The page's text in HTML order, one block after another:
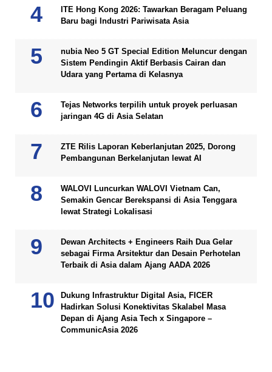
ITE Hong Kong 2026: Tawarkan Beragam Peluang
Baru bagi Industri Pariwisata Asia
nubia Neo 5 GT Special Edition Meluncur dengan
Sistem Pendingin Aktif Berbasis Cairan dan
Udara yang Pertama di Kelasnya
Tejas Networks terpilih untuk proyek perluasan
jaringan 4G di Asia Selatan
ZTE Rilis Laporan Keberlanjutan 2025, Dorong
Pembangunan Berkelanjutan lewat AI
WALOVI Luncurkan WALOVI Vietnam Can,
Semakin Gencar Berekspansi di Asia Tenggara
lewat Strategi Lokalisasi
Dewan Architects + Engineers Raih Dua Gelar
sebagai Firma Arsitektur dan Desain Perhotelan
Terbaik di Asia dalam Ajang AADA 2026
Dukung Infrastruktur Digital Asia, FICER
Hadirkan Solusi Konektivitas Skalabel Masa
Depan di Ajang Asia Tech x Singapore –
CommunicAsia 2026